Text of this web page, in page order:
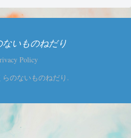
ないものねだり
Policy
のないものねだり.